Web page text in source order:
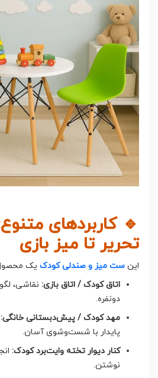
🔹 کاربردهای
تحریر تا میز بازی
این ست میز و صندلی کودک یک
اتاق کودک / اتاق بازی: نقاشی،
دونفره.
مهد کودک / پیش‌دبستانی خانگی:
پایدار با شست‌وشوی آسان.
کنار دیوار تخته وایت‌برد کودک:
نوشتن.